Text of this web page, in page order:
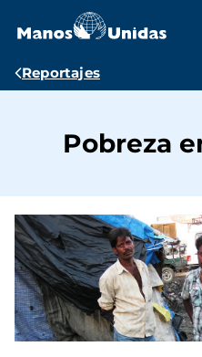
contenido
Ruta
Reportajes
Pobreza